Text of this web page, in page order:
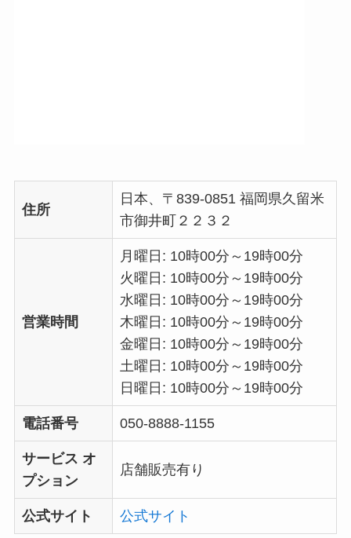
住所
日本、〒839-0851 福岡県久留米
市御井町２２３２
営業時間
月曜日: 10時00分～19時00分
火曜日: 10時00分～19時00分
水曜日: 10時00分～19時00分
木曜日: 10時00分～19時00分
金曜日: 10時00分～19時00分
土曜日: 10時00分～19時00分
日曜日: 10時00分～19時00分
電話番号 050-8888-1155
サービス オ
プション
店舗販売有り
公式サイト 公式サイト